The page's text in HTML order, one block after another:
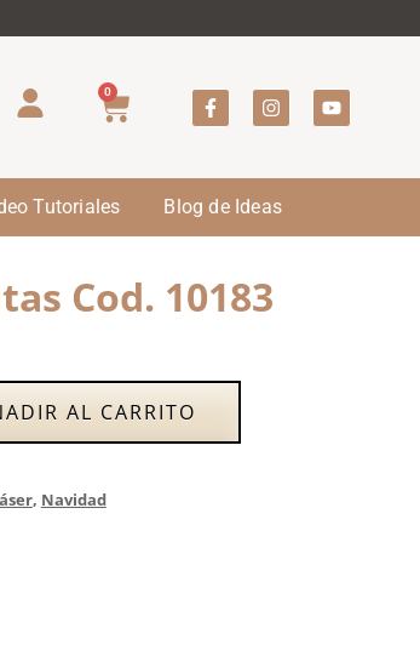
0
Tutoriales Blog de Ideas
Cod. 10183
AL CARRITO
, Navidad